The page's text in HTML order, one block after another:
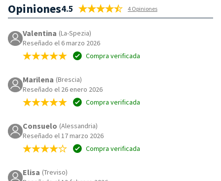
Opiniones4.5 4 Opiniones
Valentina (La-Spezia)
Reseñado el 6 marzo 2026
Compra verificada
Marilena (Brescia)
Reseñado el 26 enero 2026
Compra verificada
Consuelo (Alessandria)
Reseñado el 17 marzo 2026
Compra verificada
Elisa (Treviso)